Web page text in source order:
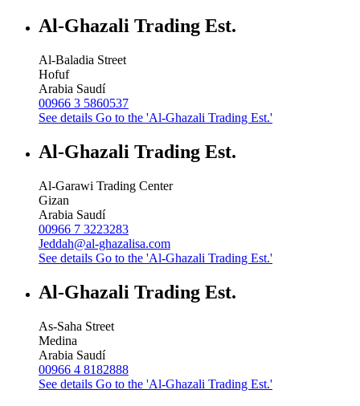
Al-Ghazali Trading Est.
Al-Baladia Street
Hofuf
Arabia Saudí
00966 3 5860537
See details Go to the 'Al-Ghazali Trading Est.'
Al-Ghazali Trading Est.
Al-Garawi Trading Center
Gizan
Arabia Saudí
00966 7 3223283
Jeddah@al-ghazalisa.com
See details Go to the 'Al-Ghazali Trading Est.'
Al-Ghazali Trading Est.
As-Saha Street
Medina
Arabia Saudí
00966 4 8182888
See details Go to the 'Al-Ghazali Trading Est.'